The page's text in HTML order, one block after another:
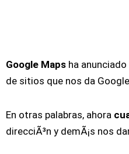
Google Mapsha anunciado
de sitios que nos da
En otras palabras, ahora
direcciÃ³n y demÃ¡s nos